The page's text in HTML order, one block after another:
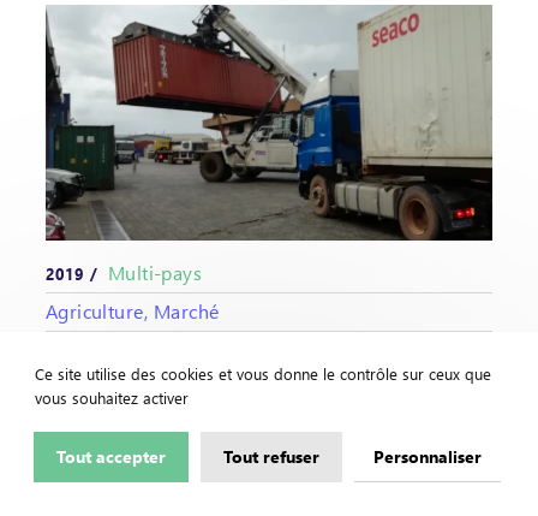
2019 / Multi-pays
Agriculture, Marché
engrais et mapping des flux en Afrique de
Ce site utilise des cookies et vous donne le contrôle sur ceux que
vous souhaitez activer
Tout accepter Tout refuser Personnaliser